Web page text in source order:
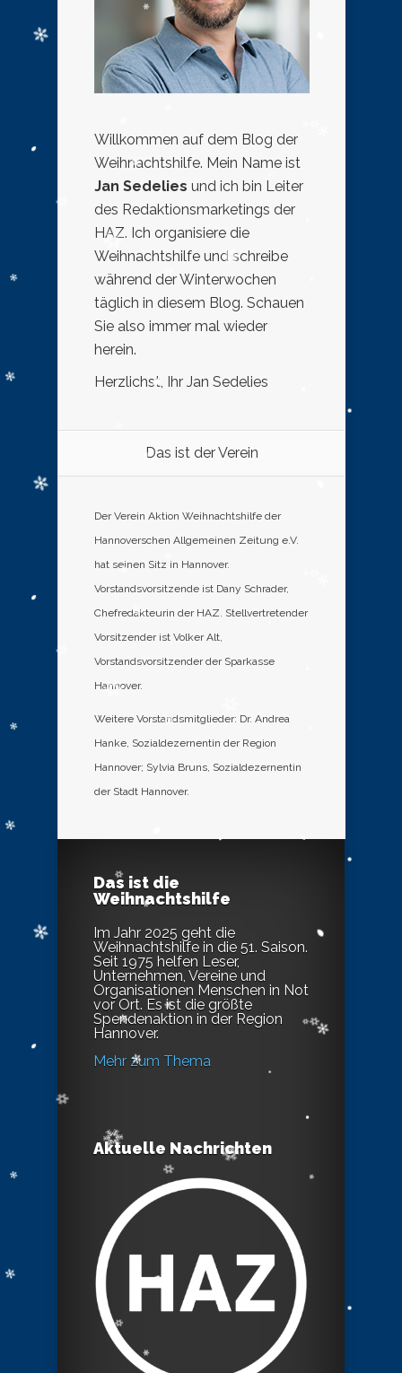
Willkommen auf dem Blog der
Weihnachtshilfe. Mein Name ist
Jan Sedelies und ich bin Leiter
des Redaktionsmarketings der
HAZ. Ich organisiere die
Weihnachtshilfe und schreibe
während der Winterwochen
täglich in diesem Blog. Schauen
Sie also immer mal wieder
herein.
Herzlichst, Ihr Jan Sedelies
Das ist der Verein
Der Verein Aktion Weihnachtshilfe der
Hannoverschen Allgemeinen Zeitung e.V.
hat seinen Sitz in Hannover.
Vorstandsvorsitzende ist Dany Schrader,
Chefredakteurin der HAZ. Stellvertretender
Vorsitzender ist Volker Alt,
Vorstandsvorsitzender der Sparkasse
Hannover.
Weitere Vorstandsmitglieder: Dr. Andrea
Hanke, Sozialdezernentin der Region
Hannover; Sylvia Bruns, Sozialdezernentin
der Stadt Hannover.
Das ist die
Weihnachtshilfe
Im Jahr 2025 geht die
Weihnachtshilfe in die 51. Saison.
Seit 1975 helfen Leser,
Unternehmen, Vereine und
Organisationen Menschen in Not
vor Ort. Es ist die größte
Spendenaktion in der Region
Hannover.
Mehr zum Thema
Aktuelle Nachrichten